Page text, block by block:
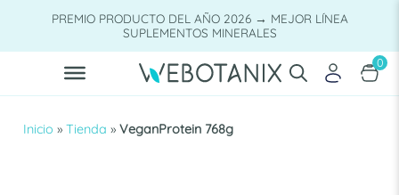
PREMIO PRODUCTO DEL AÑO 2026 → MEJOR LÍNEA
SUPLEMENTOS MINERALES
0
Inicio » Tienda » VeganProtein 768g